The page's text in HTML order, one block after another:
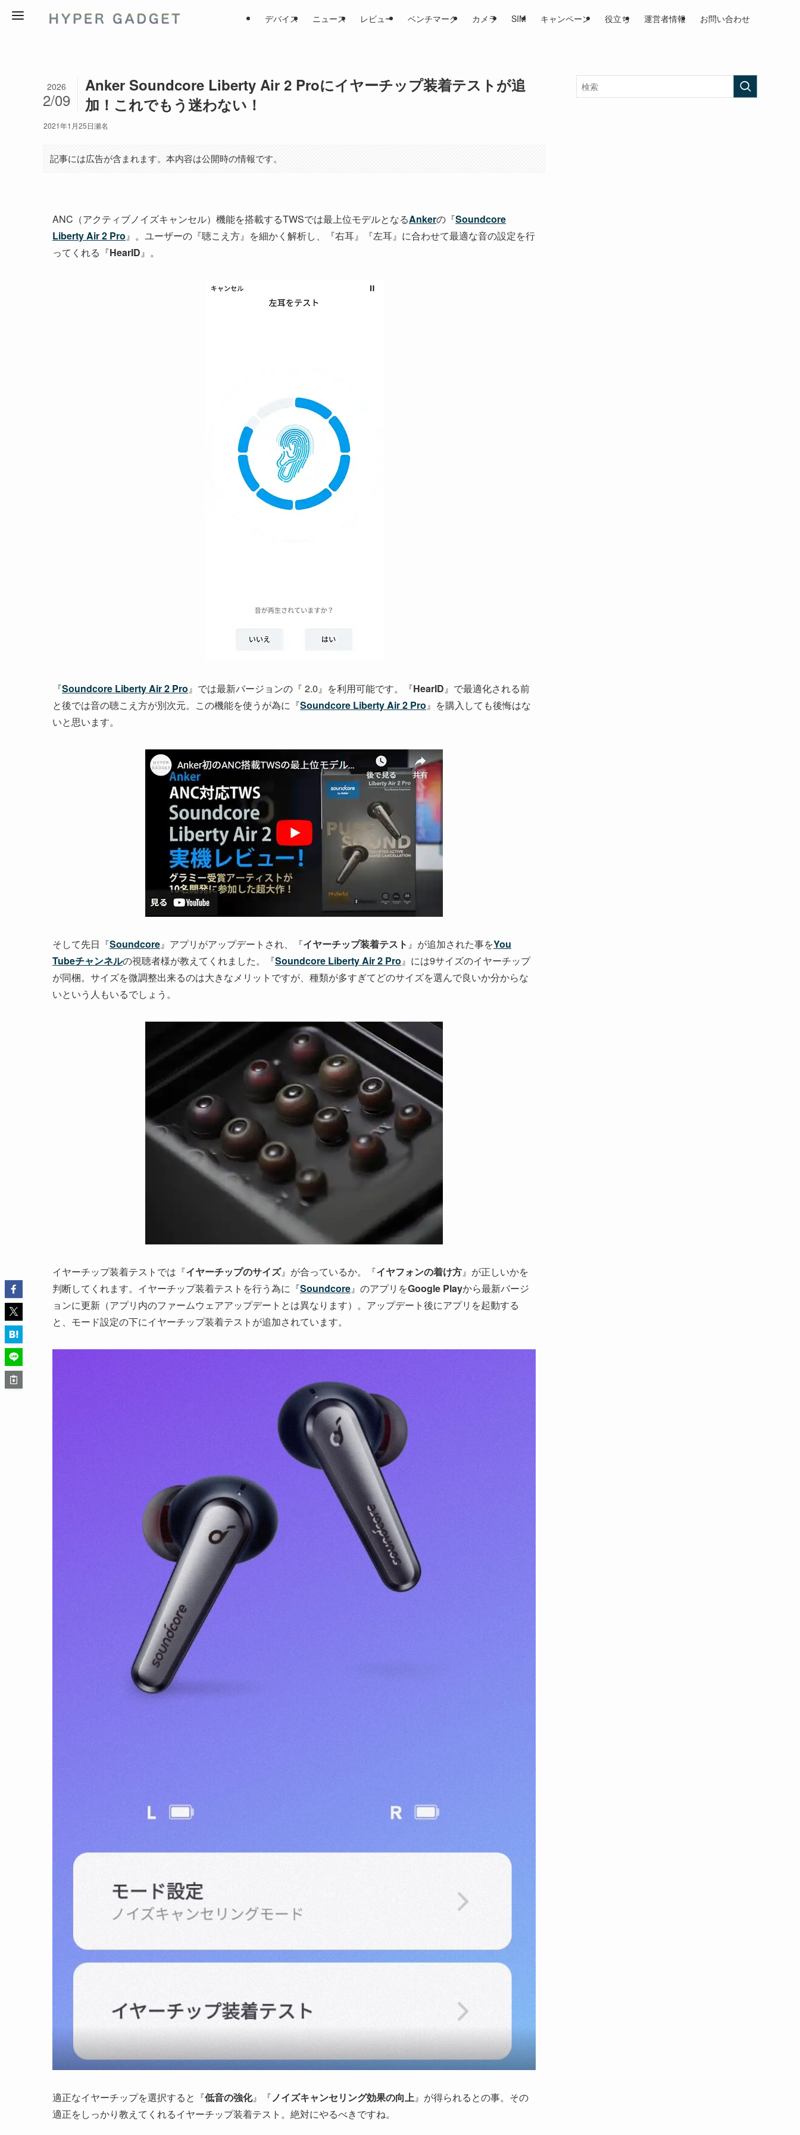
デバイス ニュース レビュー ベンチマーク カメラ SIM キャンペーン 役立ち 運営者情報 お問い合わせ
Anker Soundcore Liberty Air 2 Proにイヤーチップ装着テストが追
加！これでもう迷わない！
2026
2/09
2021年1月25日瀬名
記事には広告が含まれます。本内容は公開時の情報です。
ANC（アクティブノイズキャンセル）機能を搭載するTWSでは最上位モデルとなるAnkerの『Soundcore
Liberty Air 2 Pro 』。ユーザーの『聴こえ方』を細かく解析し、『右耳』『左耳』に合わせて最適な音の設定を行
ってくれる『HearID 』。
『Soundcore Liberty Air 2 Pro 』では最新バージョンの『 2.0』を利用可能です。『HearID 』で最適化される前
と後では音の聴こえ方が別次元。この機能を使うが為に『Soundcore Liberty Air 2 Pro 』を購入しても後悔はな
いと思います。
そして先日『Soundcore』アプリがアップデートされ、『イヤーチップ装着テスト 』が追加された事をYou
Tubeチャンネルの視聴者様が教えてくれました。『Soundcore Liberty Air 2 Pro 』には9サイズのイヤーチップ
が同梱。サイズを微調整出来るのは大きなメリットですが、種類が多すぎてどのサイズを選んで良いか分からな
いという人もいるでしょう。
イヤーチップ装着テストでは『イヤーチップのサイズ』が合っているか。『イヤフォンの着け方』が正しいかを
判断してくれます。イヤーチップ装着テストを行う為に『Soundcore』のアプリをGoogle Playから最新バージ
ョンに更新（アプリ内のファームウェアアップデートとは異なります）。アップデート後にアプリを起動する
と、モード設定の下にイヤーチップ装着テストが追加されています。
適正なイヤーチップを選択すると『低音の強化』『ノイズキャンセリング効果の向上』が得られるとの事。その
適正をしっかり教えてくれるイヤーチップ装着テスト。絶対にやるべきですね。